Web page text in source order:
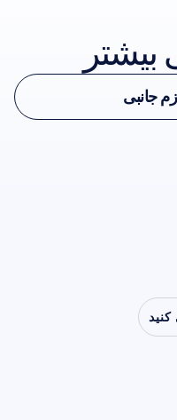
بیشتر
Epoc X
جانبی
جانبی